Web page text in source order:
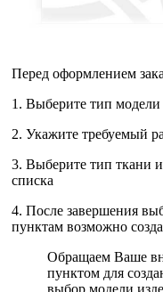
Перед оформлением
1. Выберите тип модели
2. Укажите требуемый
3. Выберите тип ткани
списка
4. После завершения
пунктам возможно
Обращаем Ваше
пунктом для
выбор модели